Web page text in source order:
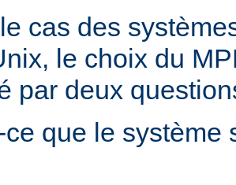
cas des
le choix du
par deux
ce que le système